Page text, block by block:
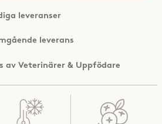
leveranser
av Veterinärer & Uppfödare